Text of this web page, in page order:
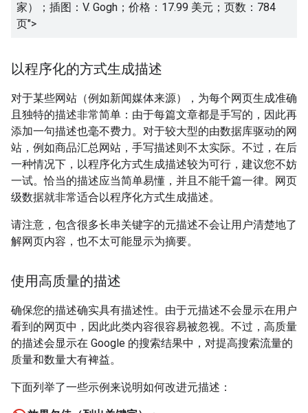
家）；插图：V. Gogh；价格：17.99 美元；页数：784
页">
以程序化的方式生成描述
对于某些网站（例如新闻媒体来源），为每个网页生成准确
且独特的描述非常简单：由于每篇文章都是手写的，因此再
添加一句描述也毫不费力。对于较大型的由数据库驱动的网
站，例如商品汇总网站，手写描述则不太实际。不过，在后
一种情况下，以程序化方式生成描述较为可行，建议您不妨
一试。恰当的描述应当简单易懂，并且不能千篇一律。网页
级数据就非常适合以程序化方式生成描述。
请注意，包含很多长串关键字的元描述不会让用户清楚地了
解网页内容，也不太可能显示为摘要。
使用高质量的描述
确保您的描述确实具有描述性。由于元描述不会显示在用户
看到的网页中，因此此类内容很容易被忽视。不过，高质量
的描述会显示在 Google 的搜索结果中，对提高搜索流量的
质量和数量大有裨益。
下面列举了一些示例来说明如何改进元描述：